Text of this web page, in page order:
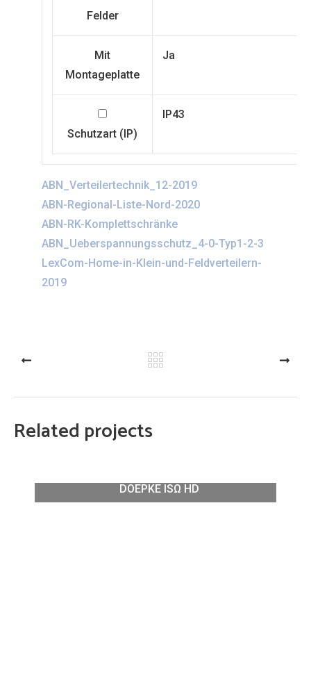
Felder
Mit
Montageplatte
Ja
Schutzart (IP)
IP43
ABN_Verteilertechnik_12-2019
ABN-Regional-Liste-Nord-2020
ABN-RK-Komplettschränke
ABN_Ueberspannungsschutz_4-0-Typ1-2-3
LexCom-Home-in-Klein-und-Feldverteilern-
2019
PREV NEXT
Related projects
DOEPKE ISΩ HD